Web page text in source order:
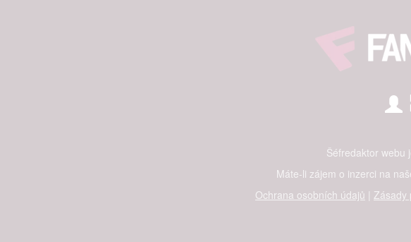
Šéfredaktor webu
Máte-li zájem o inzerci na
Ochrana osobních údajů | Zásady